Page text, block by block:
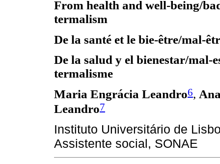
From health and well-being/
termalism
De la santé et le bie-être/mal-
De la salud y el bienestar/mal-
termalisme
Maria Engrácia Leandro6,
Leandro7
Instituto Universitário de
Assistente social, SONAE